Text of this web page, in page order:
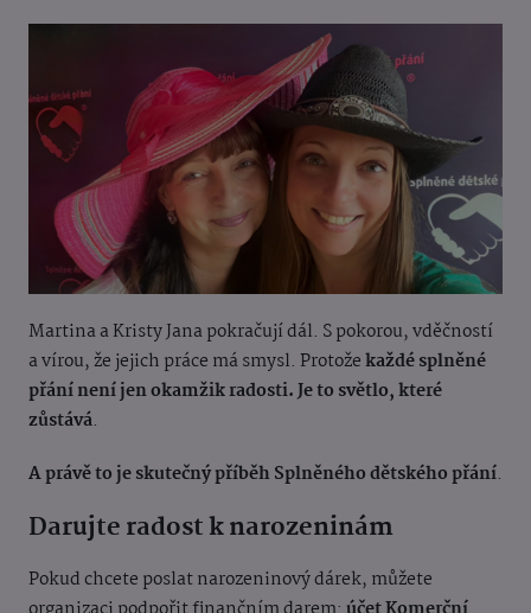
Martina a Kristy Jana pokračují dál. S pokorou, vděčností
a vírou, že jejich práce má smysl. Protožekaždé splněné
přání není jen okamžik radosti. Je to světlo, které
zůstává.
A právě to je skutečný příběh Splněného dětského přání.
Darujte radost k narozeninám
Pokud chcete poslat narozeninový dárek, můžete